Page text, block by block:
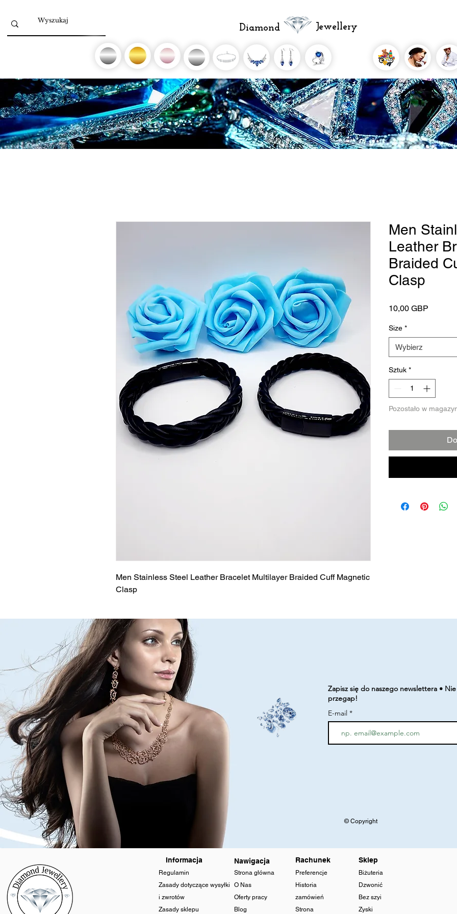
Diamond Jewellery
Men Stainless Steel Leather Bracelet Multilayer Braided Cuff Magnetic
Clasp
Men
Leather
Braided
Clasp
10,00 GBP
Size *
Wybierz
Sztuk *
Pozostało w
Zapisz się do naszego newslettera • Nie
przegap!
E-mail
© Copyright
Informacja
Regulamin
Zasady dotyczące wysyłki
i zwrotów
Zasady sklepu
Nawigacja
Strona główna
O Nas
Oferty pracy
Blog
Rachunek
Preferencje
Historia
zamówień
Strona
Sklep
Biżuteria
Dzwonić
Bez szyi
Zyski